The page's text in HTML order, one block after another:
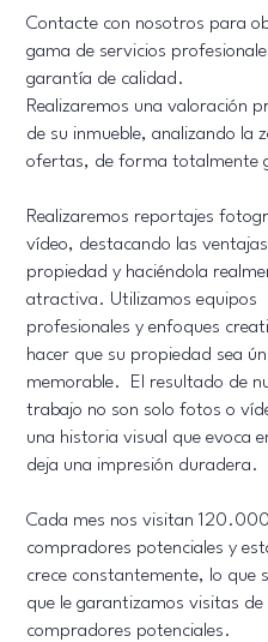
Contacte con nosotros para
gama de servicios
garantía de calidad.
Realizaremos una valoración
de su inmueble, analizando la
ofertas, de forma totalmente
Realizaremos reportajes
vídeo, destacando las
propiedad y haciéndola
atractiva. Utilizamos equipos
profesionales y enfoques
hacer que su propiedad sea
memorable. El resultado de
trabajo no son solo fotos o
una historia visual que evoca
deja una impresión duradera.
Cada mes nos visitan 120.000
compradores potenciales y
crece constantemente, lo que
que le garantizamos visitas de
compradores potenciales.